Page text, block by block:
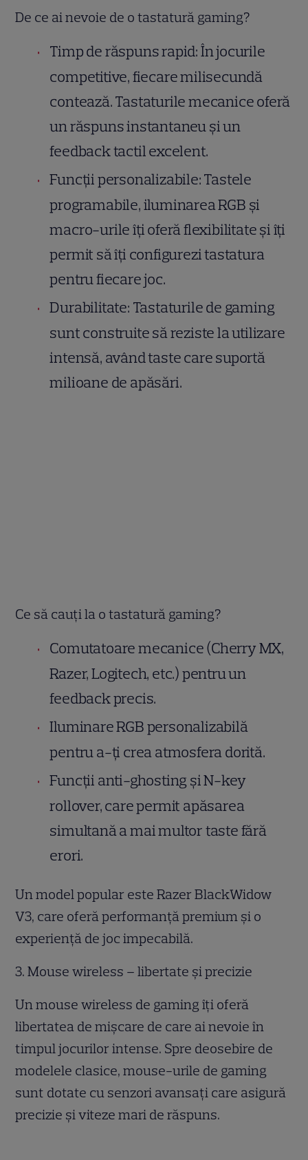
De ce ai nevoie de o tastatură gaming?
Timp de răspuns rapid: În jocurile
competitive, fiecare milisecundă
contează. Tastaturile mecanice oferă
un răspuns instantaneu și un
feedback tactil excelent.
Funcții personalizabile: Tastele
programabile, iluminarea RGB și
macro-urile îți oferă flexibilitate și îți
permit să îți configurezi tastatura
pentru fiecare joc.
Durabilitate: Tastaturile de gaming
sunt construite să reziste la utilizare
intensă, având taste care suportă
milioane de apăsări.
Ce să cauți la o tastatură gaming?
Comutatoare mecanice (Cherry MX,
Razer, Logitech, etc.) pentru un
feedback precis.
Iluminare RGB personalizabilă
pentru a-ți crea atmosfera dorită.
Funcții anti-ghosting și N-key
rollover, care permit apăsarea
simultană a mai multor taste fără
erori.
Un model popular este Razer BlackWidow
V3, care oferă performanță premium și o
experiență de joc impecabilă.
3. Mouse wireless – libertate și precizie
Un mouse wireless de gaming îți oferă
libertatea de mișcare de care ai nevoie în
timpul jocurilor intense. Spre deosebire de
modelele clasice, mouse-urile de gaming
sunt dotate cu senzori avansați care asigură
precizie și viteze mari de răspuns.